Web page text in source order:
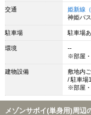
交通 姫新線
神姫バ
駐車場 駐車場
環境
--
※部屋・
建物設備
敷地内
/ 駐車場
※部屋・
メゾンサボイ(単身用)周辺